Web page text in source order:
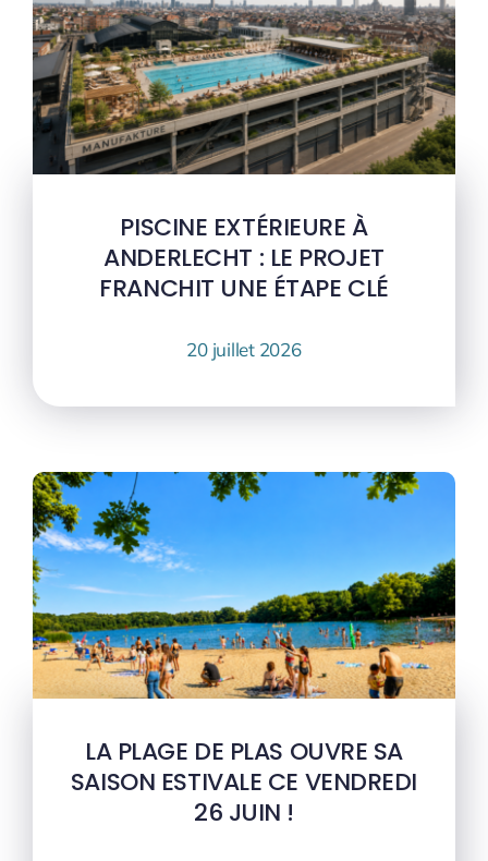
PISCINE EXTÉRIEURE À
ANDERLECHT : LE PROJET
FRANCHIT UNE ÉTAPE CLÉ
20 juillet 2026
LA PLAGE DE PLAS OUVRE SA
SAISON ESTIVALE CE VENDREDI
26 JUIN !